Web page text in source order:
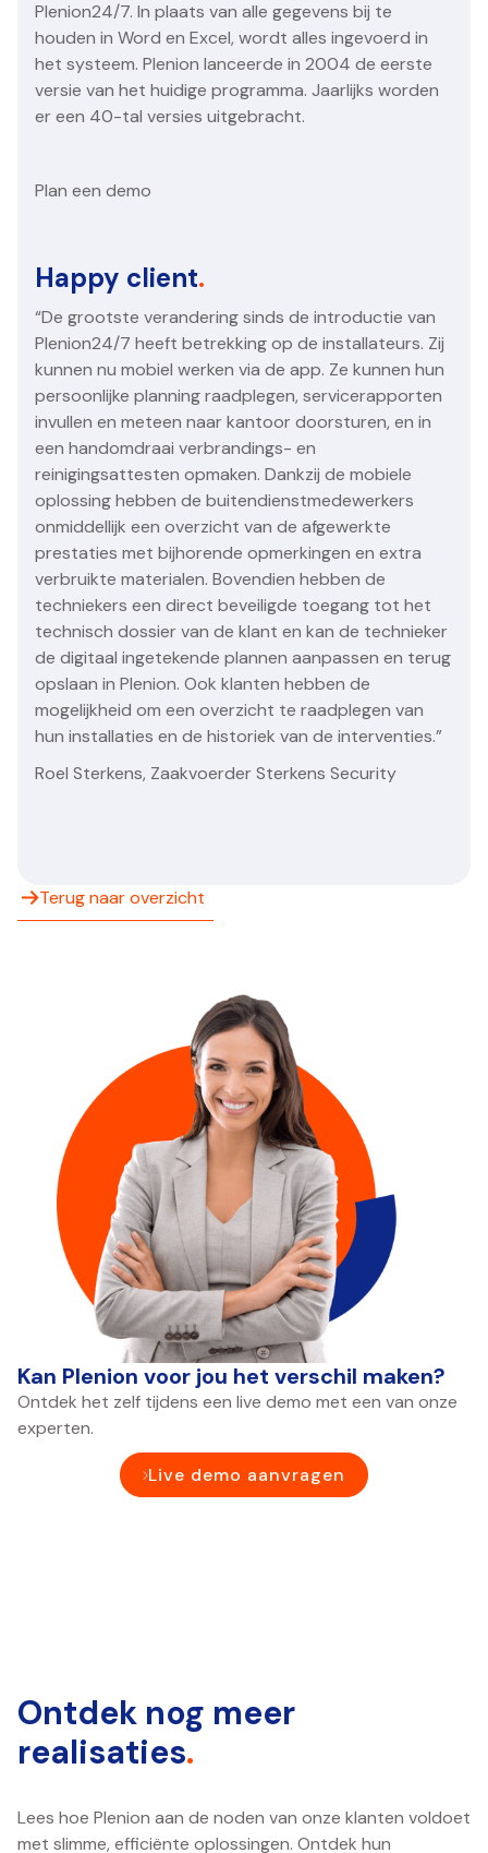
Plenion24/7. In plaats van alle gegevens bij te
houden in Word en Excel, wordt alles ingevoerd in
het systeem. Plenion lanceerde in 2004 de eerste
versie van het huidige programma. Jaarlijks worden
er een 40-tal versies uitgebracht.
Plan een demo
Happy client.
“De grootste verandering sinds de introductie van
Plenion24/7 heeft betrekking op de installateurs. Zij
kunnen nu mobiel werken via de app. Ze kunnen hun
persoonlijke planning raadplegen, servicerapporten
invullen en meteen naar kantoor doorsturen, en in
een handomdraai verbrandings- en
reinigingsattesten opmaken. Dankzij de mobiele
oplossing hebben de buitendienstmedewerkers
onmiddellijk een overzicht van de afgewerkte
prestaties met bijhorende opmerkingen en extra
verbruikte materialen. Bovendien hebben de
techniekers een direct beveiligde toegang tot het
technisch dossier van de klant en kan de technieker
de digitaal ingetekende plannen aanpassen en terug
opslaan in Plenion. Ook klanten hebben de
mogelijkheid om een overzicht te raadplegen van
hun installaties en de historiek van de interventies.”
Roel Sterkens, Zaakvoerder Sterkens Security
Terug naar overzicht
Kan Plenion voor jou het verschil maken?
Ontdek het zelf tijdens een live demo met een van onze
experten.
Live demo aanvragen
Ontdek nog meer
realisaties.
Lees hoe Plenion aan de noden van onze klanten voldoet
met slimme, efficiënte oplossingen. Ontdek hun